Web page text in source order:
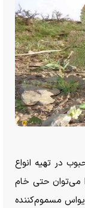
در تهیه انواع
می‌توان حتی خام
مسموم‌کننده